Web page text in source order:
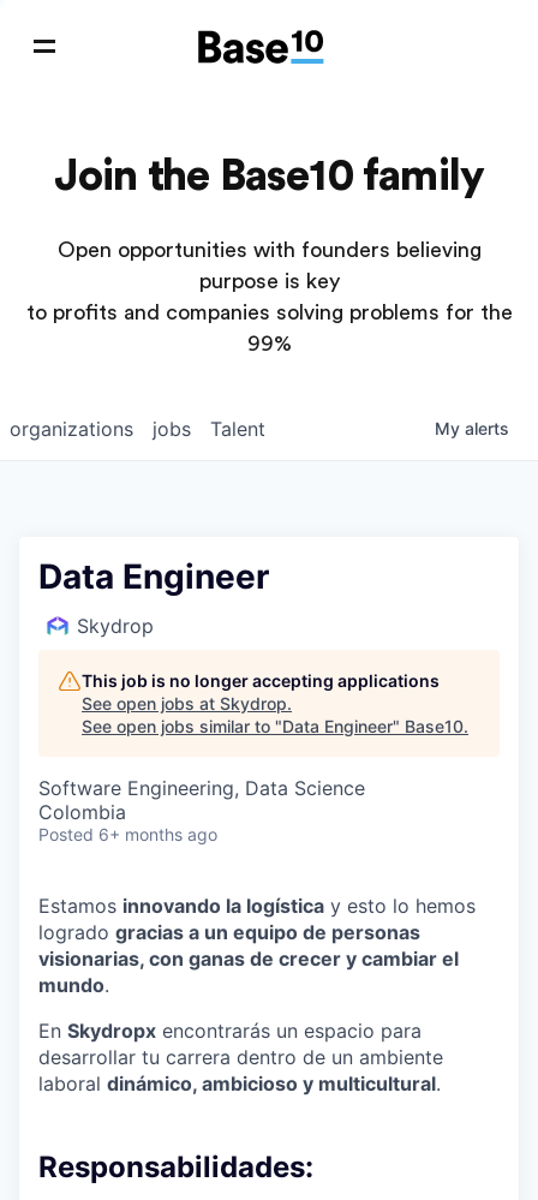
Join the Base10 family
Open opportunities with founders believing
purpose is key
to profits and companies solving problems for the
99%
jobs
organizations Talent My alerts
Data Engineer
Skydrop
This job is no longer accepting applications
See open jobs at Skydrop.
See open jobs similar to "Data Engineer" Base10.
Software Engineering, Data Science
Colombia
Posted 6+ months ago
Estamos innovando la logística y esto lo hemos
logrado gracias a un equipo de personas
visionarias, con ganas de crecer y cambiar el
mundo.
En Skydropx encontrarás un espacio para
desarrollar tu carrera dentro de un ambiente
laboral dinámico, ambicioso y multicultural.
Responsabilidades: